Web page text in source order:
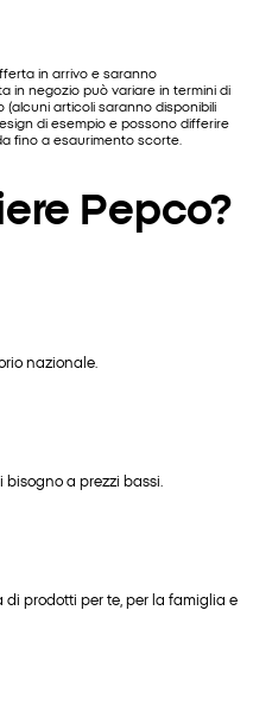
in arrivo e saranno
in negozio può variare in termini di
articoli saranno disponibili
di esempio e possono differire
fino a esaurimento scorte.
Pepco?
nazionale.
a prezzi bassi.
prodotti per te, per la famiglia e